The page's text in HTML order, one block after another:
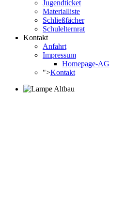
Jugendticket
Materialliste
Schließfächer
Schulelternrat
Kontakt
Anfahrt
Impressum
Homepage-AG
">Kontakt